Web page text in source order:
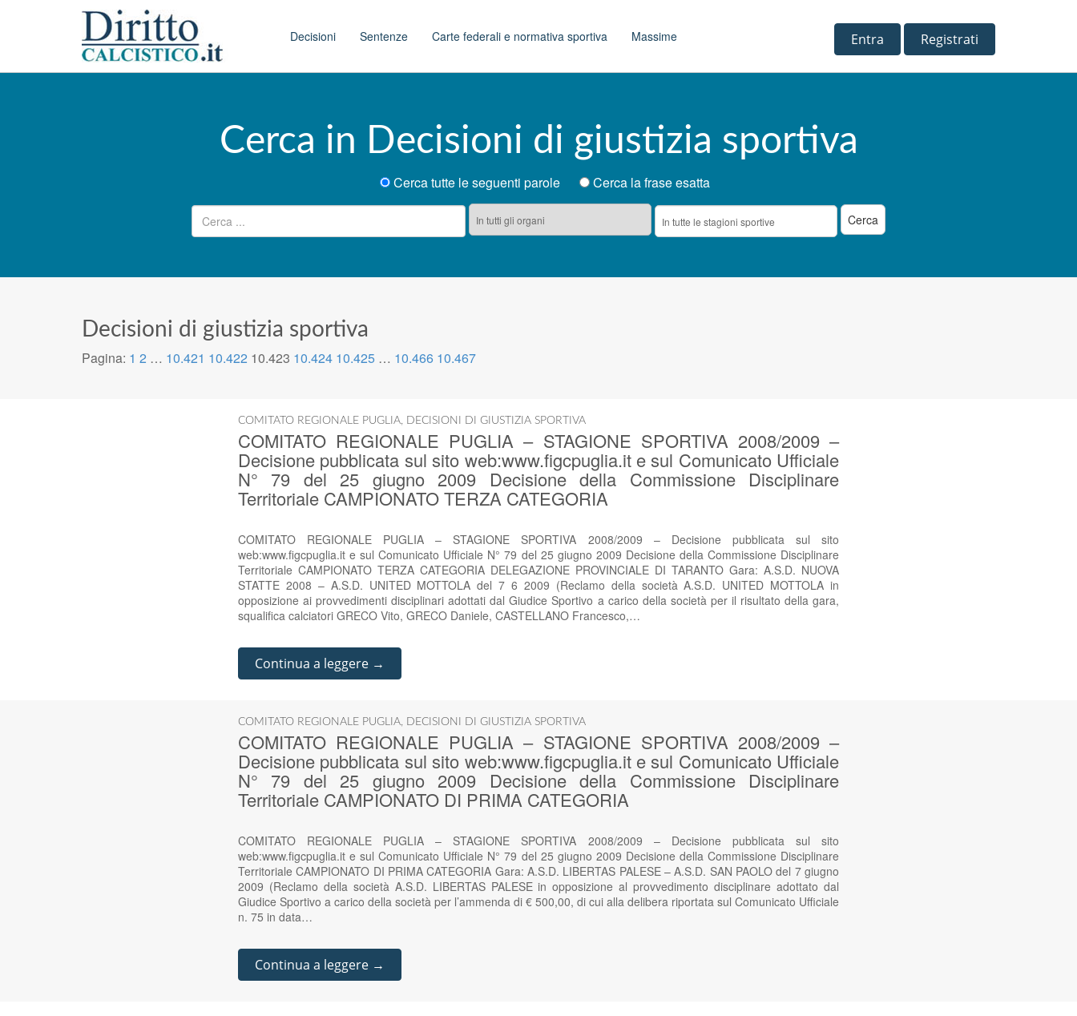
Main menu Decisioni Sentenze Carte federali e normativa sportiva Massime Entra Registrati
Cerca in Decisioni di giustizia sportiva
Cerca tutte le seguenti parole
Cerca la frase esatta
Ricerca per:
Decisioni di giustizia sportiva
Pagina: 1 2 … 10.421 10.422 10.423 10.424 10.425 … 10.466 10.467
COMITATO REGIONALE PUGLIA, DECISIONI DI GIUSTIZIA SPORTIVA
COMITATO REGIONALE PUGLIA – STAGIONE SPORTIVA 2008/2009 –
Decisione pubblicata sul sito web:www.figcpuglia.it e sul Comunicato Ufficiale
N° 79 del 25 giugno 2009 Decisione della Commissione Disciplinare
Territoriale CAMPIONATO TERZA CATEGORIA
COMITATO REGIONALE PUGLIA – STAGIONE SPORTIVA 2008/2009 – Decisione pubblicata sul sito
web:www.figcpuglia.it e sul Comunicato Ufficiale N° 79 del 25 giugno 2009 Decisione della Commissione Disciplinare
Territoriale CAMPIONATO TERZA CATEGORIA DELEGAZIONE PROVINCIALE DI TARANTO Gara: A.S.D. NUOVA
STATTE 2008 – A.S.D. UNITED MOTTOLA del 7 6 2009 (Reclamo della società A.S.D. UNITED MOTTOLA in
opposizione ai provvedimenti disciplinari adottati dal Giudice Sportivo a carico della società per il risultato della gara,
squalifica calciatori GRECO Vito, GRECO Daniele, CASTELLANO Francesco,…
Continua a leggere →
COMITATO REGIONALE PUGLIA, DECISIONI DI GIUSTIZIA SPORTIVA
COMITATO REGIONALE PUGLIA – STAGIONE SPORTIVA 2008/2009 –
Decisione pubblicata sul sito web:www.figcpuglia.it e sul Comunicato Ufficiale
N° 79 del 25 giugno 2009 Decisione della Commissione Disciplinare
Territoriale CAMPIONATO DI PRIMA CATEGORIA
COMITATO REGIONALE PUGLIA – STAGIONE SPORTIVA 2008/2009 – Decisione pubblicata sul sito
web:www.figcpuglia.it e sul Comunicato Ufficiale N° 79 del 25 giugno 2009 Decisione della Commissione Disciplinare
Territoriale CAMPIONATO DI PRIMA CATEGORIA Gara: A.S.D. LIBERTAS PALESE – A.S.D. SAN PAOLO del 7 giugno
2009 (Reclamo della società A.S.D. LIBERTAS PALESE in opposizione al provvedimento disciplinare adottato dal
Giudice Sportivo a carico della società per l’ammenda di € 500,00, di cui alla delibera riportata sul Comunicato Ufficiale
n. 75 in data…
Continua a leggere →